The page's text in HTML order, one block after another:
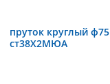
пруток круглый ф75
ст38Х2МЮА